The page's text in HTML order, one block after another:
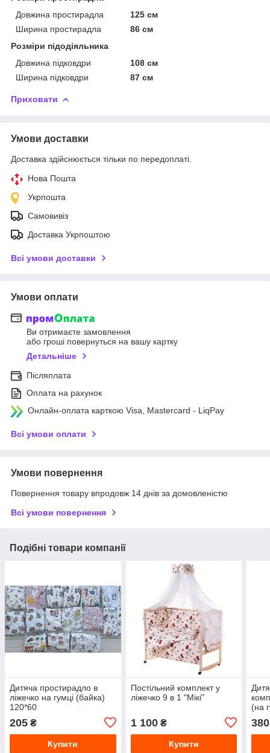
Довжина простирадла
125 см
Ширина простирадла
86 см
Розміри підодіяльника
Довжина підковдри
108 см
Ширина підковдри
87 см
Приховати
Умови доставки
Доставка здійснюється тільки по передоплаті.
Нова Пошта
Укрпошта
Самовивіз
Доставка Укрпоштою
Всі умови доставки
Умови оплати
Ви отримаєте замовлення
або гроші повернуться на вашу картку
Детальніше
Післяплата
Оплата на рахунок
Онлайн-оплата карткою Visa, Mastercard - LiqPay
Всі умови оплати
Умови повернення
Повернення товару впродовж 14 днів за домовленістю
Всі умови повернення
Подібні товари компанії
Дитяча простирадло в
ліжечко на гумці (байка)
120*60
205 ₴
Купити
Постільний комплект у
ліжечко 9 в 1 "Мікі"
1 100₴
Купити
(на
380